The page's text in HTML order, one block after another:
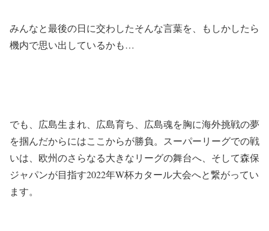
みんなと最後の日に交わしたそんな言葉を、もしかしたら
機内で思い出しているかも…
でも、広島生まれ、広島育ち、広島魂を胸に海外挑戦の夢
を掴んだからにはここからが勝負。スーパーリーグでの戦
いは、欧州のさらなる大きなリーグの舞台へ、そして森保
ジャパンが目指す2022年W杯カタール大会へと繋がってい
ます。